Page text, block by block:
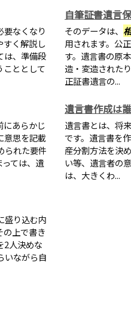
要なくなり
すく解説し
は、準備段
こととして
自筆証書遺言
そのデータは、
用されます。公
す。遺言書の原
造・変造された
正証書遺言の...
にあらかじ
意思を記載
られた要件
ては、遺
遺言書作成は
遺言書とは、将
です。遺言書を
産分割方法を決
い等、遺言者の
は、大きくわ...
盛り込む内
の上で書き
2人決めな
いながら自